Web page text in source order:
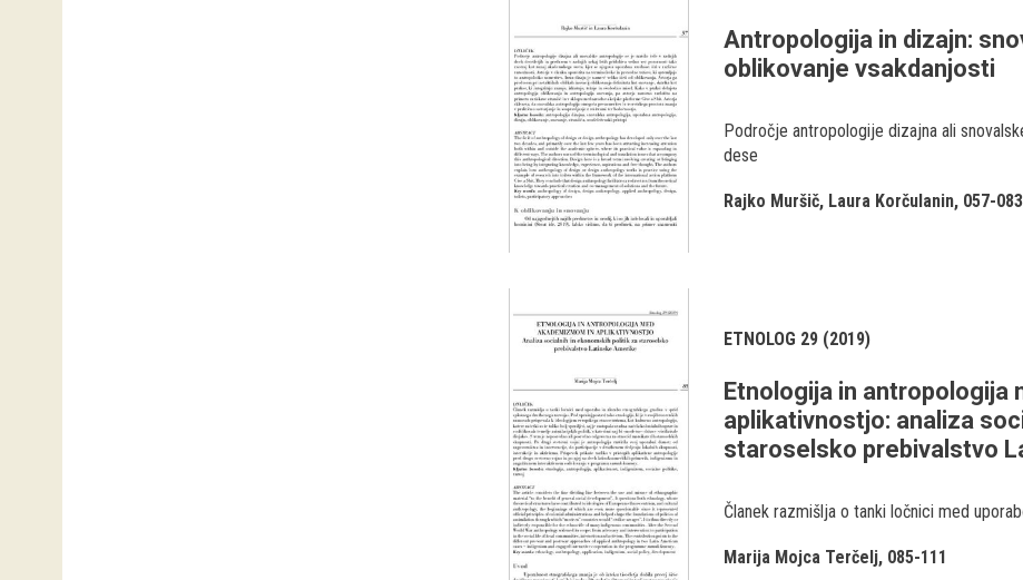
Antropologija in dizajn:
oblikovanje vsakdanjosti
Področje antropologije dizajna ali
dese
Rajko Muršič Laura Korčulanin 057-083
ETNOLOG 29 (2019)
Etnologija in antropologija
aplikativnostjo: analiza
staroselsko prebivalstvo
Članek razmišlja o tanki ločnici med
Marija Mojca Terčelj 085-111